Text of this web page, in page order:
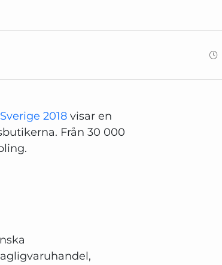
2018 visar en
Från 30 000